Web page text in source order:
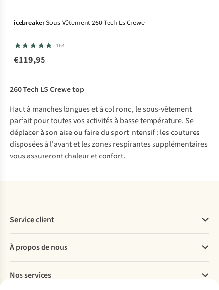
icebreakerSous-Vêtement 260 Tech Ls Crewe
164
€119,95
260 Tech LS Crewe top
Haut à manches longues et à col rond, le sous-vêtement
parfait pour toutes vos activités à basse température. Se
déplacer à son aise ou faire du sport intensif : les coutures
disposées à l'avant et les zones respirantes supplémentaires
vous assureront chaleur et confort.
Service client
Commander
Payer
Livraison
À propos de nous
Explore More
Nos services